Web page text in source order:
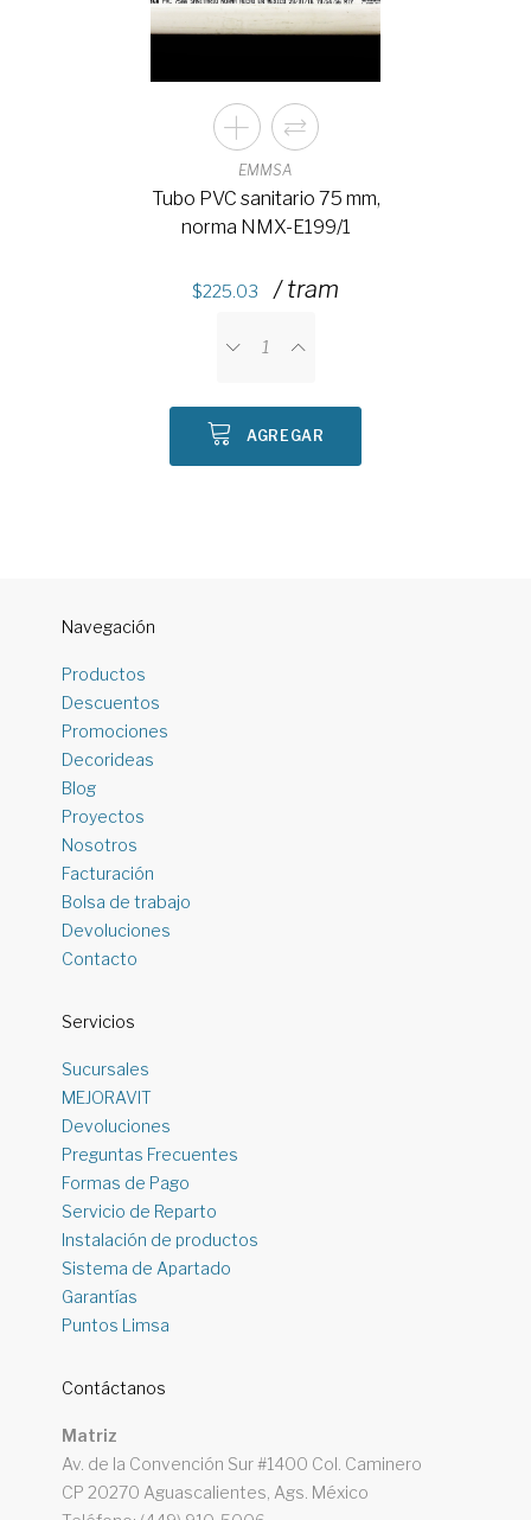
EMMSA
Tubo PVC sanitario 75 mm,
norma NMX-E199/1
225.03 / tram
AGREGAR
Navegación
Productos
Descuentos
Promociones
Decorideas
Blog
Proyectos
Nosotros
Facturación
Bolsa de trabajo
Devoluciones
Contacto
Servicios
Sucursales
MEJORAVIT
Devoluciones
Preguntas Frecuentes
Formas de Pago
Servicio de Reparto
Instalación de productos
Sistema de Apartado
Garantías
Puntos Limsa
Contáctanos
Matriz
Av. de la Convención Sur #1400 Col. Caminero
CP 20270 Aguascalientes, Ags. México